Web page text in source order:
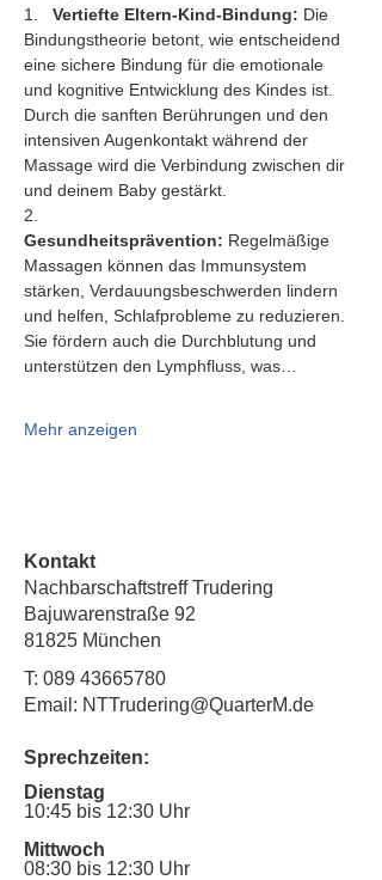
1. Vertiefte Eltern-Kind-Bindung: Die
Bindungstheorie betont, wie entscheidend
eine sichere Bindung für die emotionale
und kognitive Entwicklung des Kindes ist.
Durch die sanften Berührungen und den
intensiven Augenkontakt während der
Massage wird die Verbindung zwischen dir
und deinem Baby gestärkt.
2.
Gesundheitsprävention: Regelmäßige
Massagen können das Immunsystem
stärken, Verdauungsbeschwerden lindern
und helfen, Schlafprobleme zu reduzieren.
Sie fördern auch die Durchblutung und
unterstützen den Lymphfluss, was…
Mehr anzeigen
Kontakt
Nachbarschaftstreff Trudering
Bajuwarenstraße 92
81825 München
T: 089 43665780
Email: NTTrudering@QuarterM.de
Sprechzeiten:
Dienstag
10:45 bis 12:30 Uhr
Mittwoch
08:30 bis 12:30 Uhr